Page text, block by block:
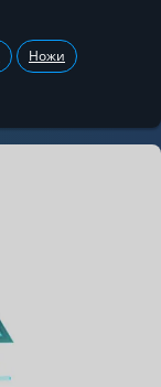
Ножи